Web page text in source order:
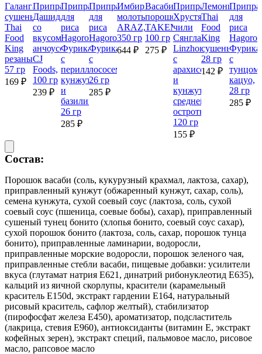
Галангал
сушеный
Thai
Food
King
резаный,
57 гр
169 ₽
Приправа
Дашида
со
вкусом
анчоусов
CJ
Foods,
100 гр
239 ₽
Приправа
для
риса
Hagoromo
Фурикакэ
с
периллой,
кунжутом
и
базиликом,
26 гр
285 ₽
Приправа
для
риса
Hagoromo
Фурикакэ
с
лососем,
26 гр
285 ₽
Имбирь
молотый
ARAZ,
350 гр
644 ₽
Васаби
порошок
TAKEMURA,
100 гр
275 ₽
Приправа
Хрустящий
чили
Сянгласу
Linzhongniao
с
арахисом
и
кунжутом,
средней
остроты,
120 гр
155 ₽
Лемонграсс
Thai
Food
King
сушеный,
28 гр
142 ₽
для
риса
с
тунцом
кацуо,
28 гр
285 ₽
Состав:
Порошок васаби (соль, кукурузный крахмал, лактоза, сахар),
приправленный кунжут (обжаренный кунжут, сахар, соль),
семена кунжута, сухой соевый соус (лактоза, соль, сухой
соевый соус (пшеница, соевые бобы), сахар), приправленный
сушеный тунец бонито (хлопья бонито, соевый соус сахар),
сухой порошок бонито (лактоза, соль, сахар, порошок тунца
бонито), приправленные ламинарии, водоросли,
приправленные морские водоросли, порошок зеленого чая,
приправленные стебли васаби, пищевые добавки: усилители
вкуса (глутамат натрия Е621, динатрий рибонуклеотид Е635),
кальций из яичной скорлупы, красители (карамельный
краситель Е150d, экстракт гардении Е164, натуральный
рисовый краситель, сафлор желтый), стабилизатор
(пирофосфат железа Е450), ароматизатор, подсластитель
(лакрица, стевия Е960), антиоксиданты (витамин Е, экстракт
кофейных зерен), экстракт специй, пальмовое масло, рисовое
масло, рапсовое масло